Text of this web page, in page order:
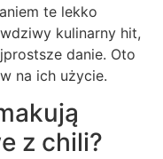
te lekko
kulinarny hit,
danie. Oto
na ich użycie.
z chili?